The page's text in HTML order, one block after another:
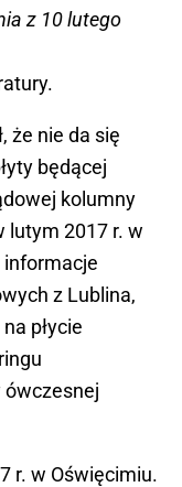
z 10 lutego
że nie da się
będącej
kolumny
lutym 2017 r. w
informacje
z Lublina,
płycie
r. w Oświęcimiu.